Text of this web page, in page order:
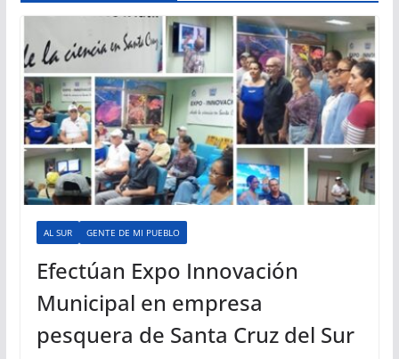
AL SUR GENTE DE MI PUEBLO
Efectúan Expo Innovación
Municipal en empresa
pesquera de Santa Cruz del Sur